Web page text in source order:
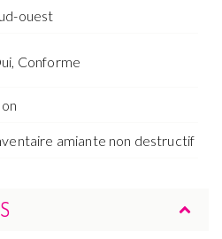
ouest
Conforme
amiante non destructif